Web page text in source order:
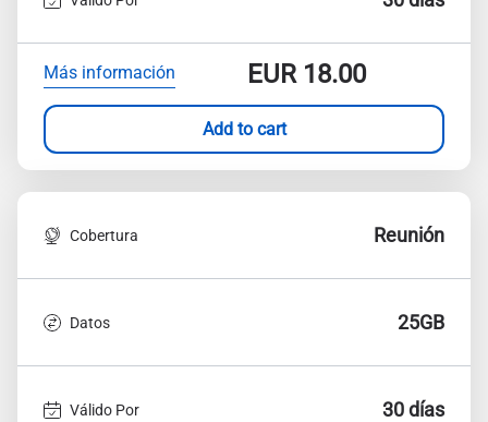
Más información EUR18.00
Add to cart
Cobertura Reunión
Datos 25GB
Válido Por 30 días